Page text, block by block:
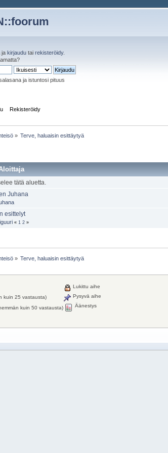
jakirjaudu tairekisteröidy.
ja istuntosi pituus
Rekisteröidy
» Terve, haluaisin esittäytyä
tätä aluetta.
Juhana
esittelyt
« 1 2 »
» Terve, haluaisin esittäytyä
kuin 25 vastausta)
kuin 50 vastausta)
Lukittu aihe
Pysyvä aihe
Äänestys